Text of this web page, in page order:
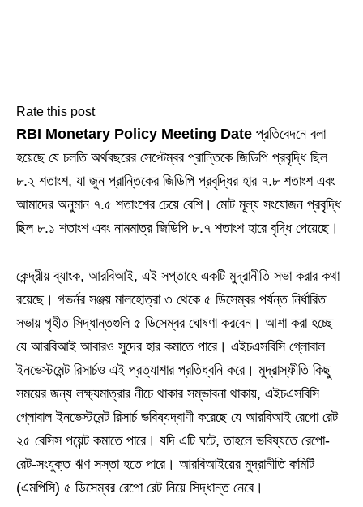
Rate this post
RBI Monetary Policy Meeting Date প্রতিবেদনে বলা
হয়েছে যে চলতি অর্থবছরের সেপ্টেম্বর প্রান্তিকে জিডিপি প্রবৃদ্ধি ছিল
৮.২ শতাংশ, যা জুন প্রান্তিকের জিডিপি প্রবৃদ্ধির হার ৭.৮ শতাংশ এবং
আমাদের অনুমান ৭.৫ শতাংশের চেয়ে বেশি। মোট মূল্য সংযোজন প্রবৃদ্ধি
ছিল ৮.১ শতাংশ এবং নামমাত্র জিডিপি ৮.৭ শতাংশ হারে বৃদ্ধি পেয়েছে।
কেন্দ্রীয় ব্যাংক, আরবিআই, এই সপ্তাহে একটি মুদ্রানীতি সভা করার কথা
রয়েছে। গভর্নর সঞ্জয় মালহোত্রা ৩ থেকে ৫ ডিসেম্বর পর্যন্ত নির্ধারিত
সভায় গৃহীত সিদ্ধান্তগুলি ৫ ডিসেম্বর ঘোষণা করবেন। আশা করা হচ্ছে
যে আরবিআই আবারও সুদের হার কমাতে পারে। এইচএসবিসি গ্লোবাল
ইনভেস্টমেন্ট রিসার্চও এই প্রত্যাশার প্রতিধ্বনি করে। মুদ্রাস্ফীতি কিছু
সময়ের জন্য লক্ষ্যমাত্রার নীচে থাকার সম্ভাবনা থাকায়, এইচএসবিসি
গ্লোবাল ইনভেস্টমেন্ট রিসার্চ ভবিষ্যদ্বাণী করেছে যে আরবিআই রেপো রেট
২৫ বেসিস পয়েন্ট কমাতে পারে। যদি এটি ঘটে, তাহলে ভবিষ্যতে রেপো-
রেট-সংযুক্ত ঋণ সস্তা হতে পারে। আরবিআইয়ের মুদ্রানীতি কমিটি
(এমপিসি) ৫ ডিসেম্বর রেপো রেট নিয়ে সিদ্ধান্ত নেবে।